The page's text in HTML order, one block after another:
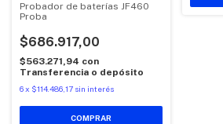
Probador de baterías JF460
Proba
$686.917,00
$563.271,94 con
Transferencia o depósito
6x $114.486,17 sin interés